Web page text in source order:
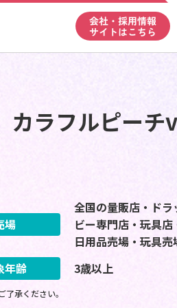
会社・採用情報
サイトはこちら
ラフルピーチ
場
全国の量販店・ド
ビー専門店・玩具
日用品売場・玩具売
年齢
3歳以上
承ください。